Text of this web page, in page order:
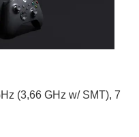
(3,66 GHz w/ SMT), 7